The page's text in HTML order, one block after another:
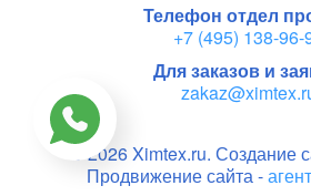
Телефон отдел
+7 (495) 138-96-
Для заказов и
© 2026 Ximtex.ru. Создание
Продвижение сайта -